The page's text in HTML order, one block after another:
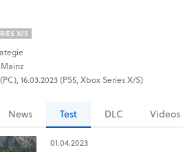
X/S
16.03.2023 (PS5, Xbox Series X/S)
News Test DLC Videos
01.04.2023